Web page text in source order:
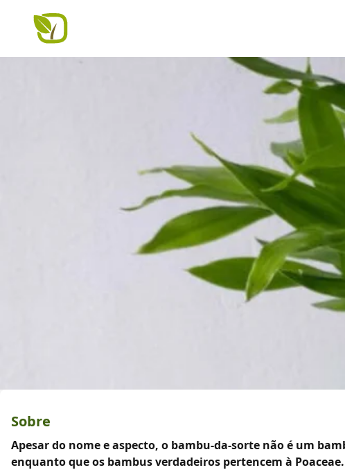
Sobre
Apesar do nome e aspecto, o bambu-da-sorte não é um
enquanto que os bambus verdadeiros pertencem à